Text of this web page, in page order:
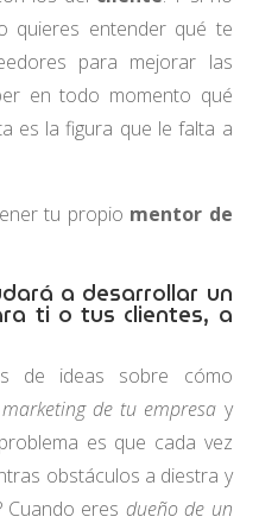
quieres entender qué te
para mejorar las
en todo momento qué
es la figura que le falta a
tu propio mentor de
a desarrollar un
ti o tus clientes, a
de ideas sobre cómo
marketing de tu empresa y
es que cada vez
obstáculos a diestra y
Cuando eres dueño de un